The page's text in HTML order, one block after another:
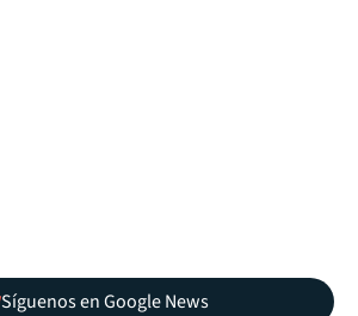
Síguenos en Google News